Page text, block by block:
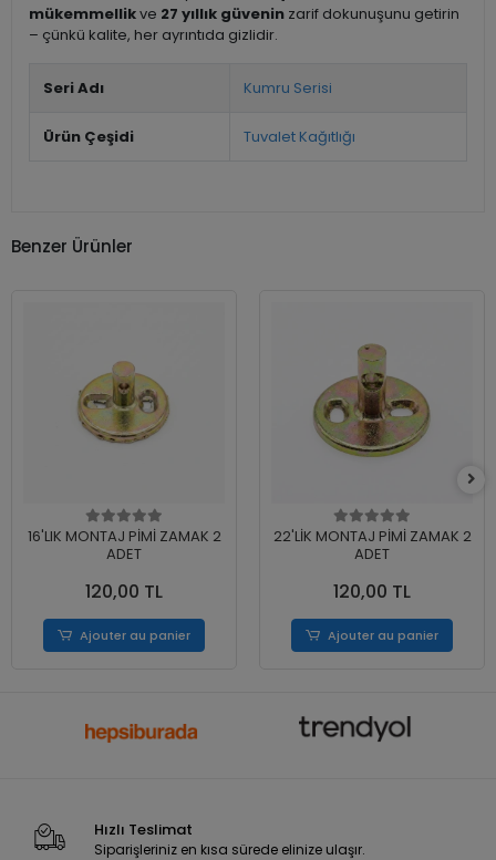
mükemmellikve 27 yıllık güvenin zarif dokunuşunu getirin
– çünkü kalite, her ayrıntıda gizlidir.
Seri Adı Kumru Serisi
Ürün Çeşidi Tuvalet Kağıtlığı
Benzer Ürünler
16'LIK MONTAJ PİMİ ZAMAK 2
ADET
120,00 TL
Ajouter au panier
22'LİK MONTAJ PİMİ ZAMAK 2
ADET
120,00 TL
Ajouter au panier
Hızlı Teslimat
Siparişleriniz en kısa sürede elinize ulaşır.